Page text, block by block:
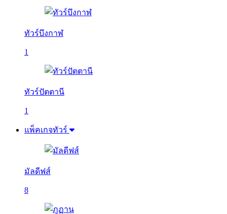
ทัวร์บึงกาฬ
1
ทัวร์ปัตตานี
1
แพ็คเกจทัวร์
มัลดีฟส์
8